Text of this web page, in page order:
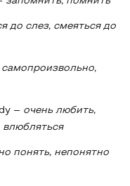
до слез, смеяться до
самопроизвольно,
– очень любить,
влюбляться
понять, непонятно